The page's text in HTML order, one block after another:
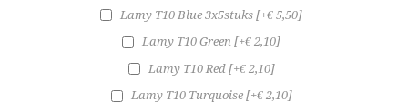
Lamy T10 Blue 3x5stuks [+€ 5,50]
Lamy T10 Green [+€ 2,10]
Lamy T10 Red [+€ 2,10]
Lamy T10 Turquoise [+€ 2,10]